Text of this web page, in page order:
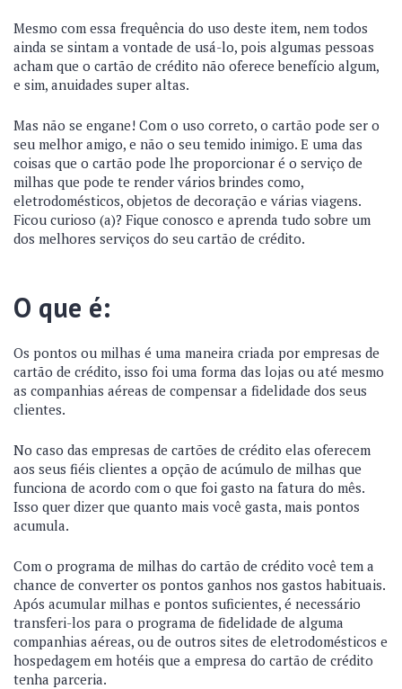
Mesmo com essa frequência do uso deste item, nem todos
ainda se sintam a vontade de usá-lo, pois algumas pessoas
acham que o cartão de crédito não oferece benefício algum,
e sim, anuidades super altas.
Mas não se engane! Com o uso correto, o cartão pode ser o
seu melhor amigo, e não o seu temido inimigo. E uma das
coisas que o cartão pode lhe proporcionar é o serviço de
milhas que pode te render vários brindes como,
eletrodomésticos, objetos de decoração e várias viagens.
Ficou curioso (a)? Fique conosco e aprenda tudo sobre um
dos melhores serviços do seu cartão de crédito.
O que é:
Os pontos ou milhas é uma maneira criada por empresas de
cartão de crédito, isso foi uma forma das lojas ou até mesmo
as companhias aéreas de compensar a fidelidade dos seus
clientes.
No caso das empresas de cartões de crédito elas oferecem
aos seus fiéis clientes a opção de acúmulo de milhas que
funciona de acordo com o que foi gasto na fatura do mês.
Isso quer dizer que quanto mais você gasta, mais pontos
acumula.
Com o programa de milhas do cartão de crédito você tem a
chance de converter os pontos ganhos nos gastos habituais.
Após acumular milhas e pontos suficientes, é necessário
transferi-los para o programa de fidelidade de alguma
companhias aéreas, ou de outros sites de eletrodomésticos e
hospedagem em hotéis que a empresa do cartão de crédito
tenha parceria.